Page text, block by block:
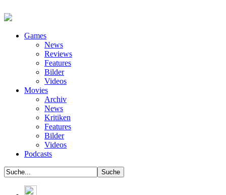
Games
News
Reviews
Features
Bilder
Videos
Movies
Archiv
News
Kritiken
Features
Bilder
Videos
Podcasts